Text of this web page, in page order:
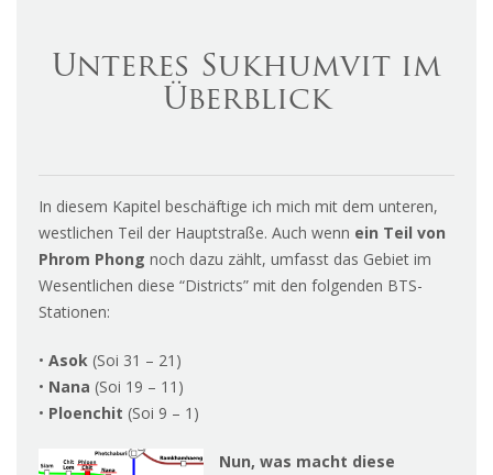
Unteres Sukhumvit im
Überblick
In diesem Kapitel beschäftige ich mich mit dem unteren,
westlichen Teil der Hauptstraße. Auch wenn ein Teil von
Phrom Phong noch dazu zählt, umfasst das Gebiet im
Wesentlichen diese “Districts” mit den folgenden BTS-
Stationen:
• Asok (Soi 31 – 21)
• Nana (Soi 19 – 11)
• Ploenchit (Soi 9 – 1)
Nun, was macht diese